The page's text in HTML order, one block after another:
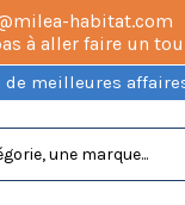
habitat.com
à aller faire un
meilleures